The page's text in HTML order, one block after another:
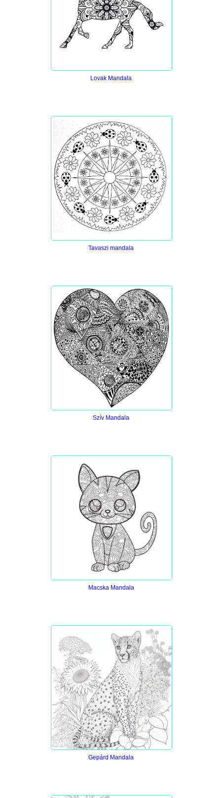
Lovak Mandala
Tavaszi mandala
Szív Mandala
Macska Mandala
Gepárd Mandala